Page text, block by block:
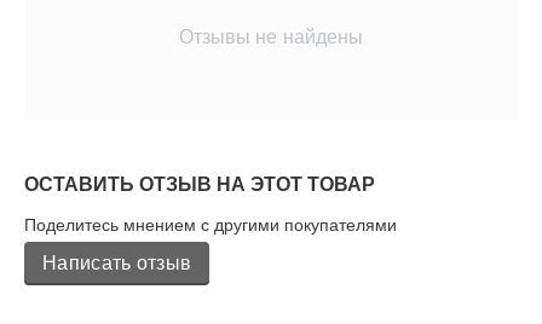
Отзывы не найдены
ОСТАВИТЬ ОТЗЫВ НА ЭТОТ ТОВАР
Поделитесь мнением с другими покупателями
Написать отзыв